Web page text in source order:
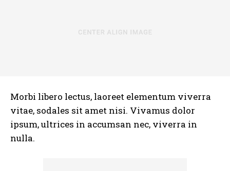
Morbi libero lectus, laoreet elementum viverra
vitae, sodales sit amet nisi. Vivamus dolor
ipsum, ultrices in accumsan nec, viverra in
nulla.